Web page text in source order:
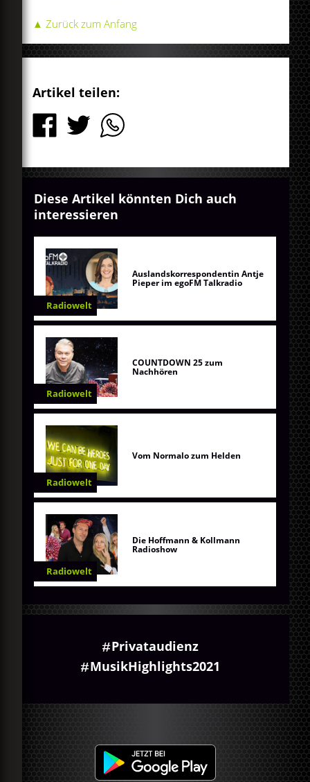
▲ Zurück zum Anfang
Artikel teilen:
Diese Artikel könnten Dich auch
interessieren
Radiowelt
Auslandskorrespondentin Antje
Pieper im egoFM Talkradio
Radiowelt
COUNTDOWN 25 zum
Nachhören
Radiowelt
Vom Normalo zum Helden
Radiowelt
Die Hoffmann & Kollmann
Radioshow
Privataudienz
MusikHighlights2021